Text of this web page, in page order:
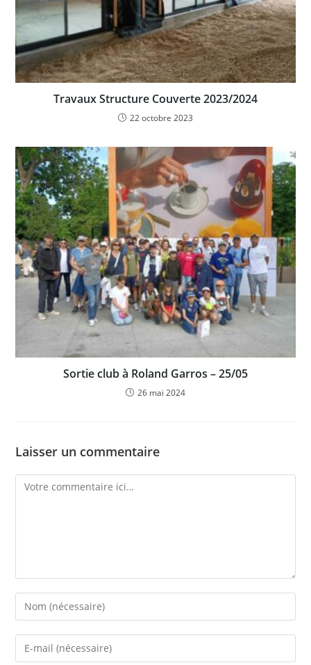
Travaux Structure Couverte 2023/2024
22 octobre 2023
Sortie club à Roland Garros – 25/05
26 mai 2024
Laisser un commentaire
Comment
Enter
your
name
Enter
your